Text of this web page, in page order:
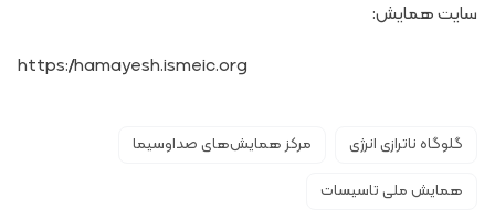
سایت همایش:
https://hamayesh.ismeic.org
گلوگاه ناترازی انرژی
مرکز همایش‌های صداوسیما
همایش ملی تاسیسات